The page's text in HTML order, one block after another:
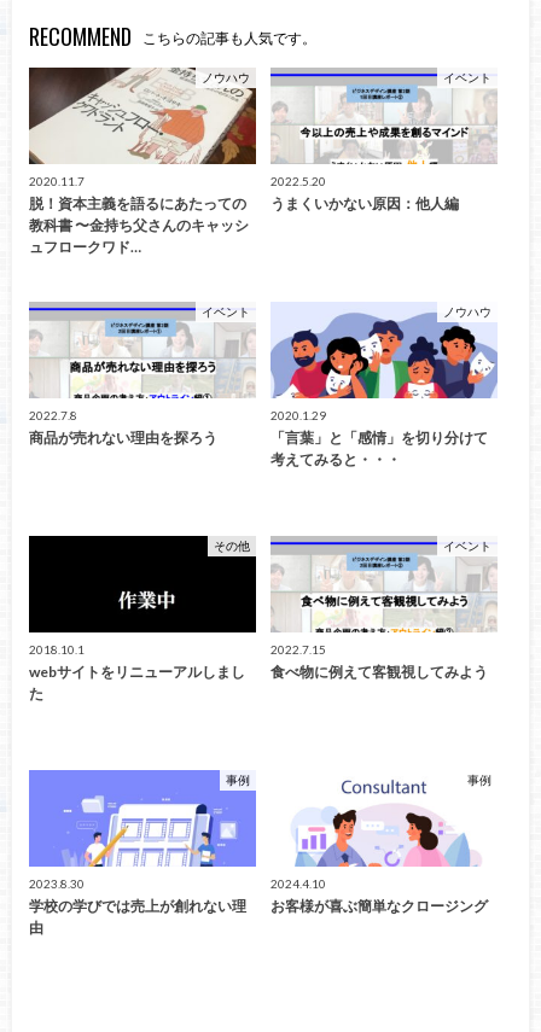
RECOMMEND こちらの記事も人気です。
ノウハウ
2020.11.7
脱！資本主義を語るにあたっての
教科書 〜金持ち父さんのキャッシ
ュフロークワド…
イベント
2022.5.20
うまくいかない原因：他人編
イベント
2022.7.8
商品が売れない理由を探ろう
ノウハウ
2020.1.29
「言葉」と「感情」を切り分けて
考えてみると・・・
その他
2018.10.1
webサイトをリニューアルしまし
た
イベント
2022.7.15
食べ物に例えて客観視してみよう
事例
2023.8.30
学校の学びでは売上が創れない理
由
事例
2024.4.10
お客様が喜ぶ簡単なクロージング